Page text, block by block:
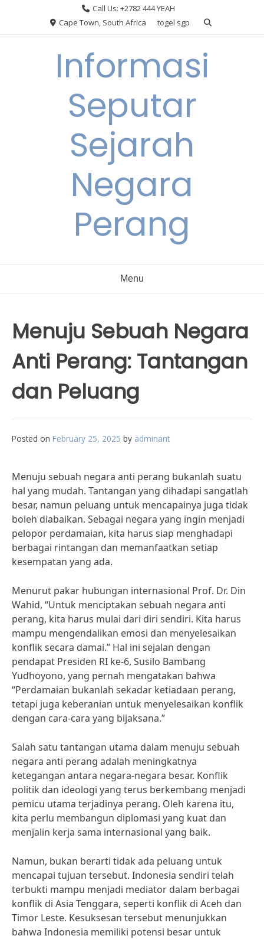
Call Us: +2782 444 YEAH
Cape Town, South Africa
togel sgp
Informasi
Seputar
Sejarah
Negara
Perang
Menu
Menuju Sebuah Negara
Anti Perang: Tantangan
dan Peluang
Posted on February 25, 2025 by adminant
Menuju sebuah negara anti perang bukanlah suatu
hal yang mudah. Tantangan yang dihadapi sangatlah
besar, namun peluang untuk mencapainya juga tidak
boleh diabaikan. Sebagai negara yang ingin menjadi
pelopor perdamaian, kita harus siap menghadapi
berbagai rintangan dan memanfaatkan setiap
kesempatan yang ada.
Menurut pakar hubungan internasional Prof. Dr. Din
Wahid, “Untuk menciptakan sebuah negara anti
perang, kita harus mulai dari diri sendiri. Kita harus
mampu mengendalikan emosi dan menyelesaikan
konflik secara damai.” Hal ini sejalan dengan
pendapat Presiden RI ke-6, Susilo Bambang
Yudhoyono, yang pernah mengatakan bahwa
“Perdamaian bukanlah sekadar ketiadaan perang,
tetapi juga keberanian untuk menyelesaikan konflik
dengan cara-cara yang bijaksana.”
Salah satu tantangan utama dalam menuju sebuah
negara anti perang adalah meningkatnya
ketegangan antara negara-negara besar. Konflik
politik dan ideologi yang terus berkembang menjadi
pemicu utama terjadinya perang. Oleh karena itu,
kita perlu membangun diplomasi yang kuat dan
menjalin kerja sama internasional yang baik.
Namun, bukan berarti tidak ada peluang untuk
mencapai tujuan tersebut. Indonesia sendiri telah
terbukti mampu menjadi mediator dalam berbagai
konflik di Asia Tenggara, seperti konflik di Aceh dan
Timor Leste. Kesuksesan tersebut menunjukkan
bahwa Indonesia memiliki potensi besar untuk